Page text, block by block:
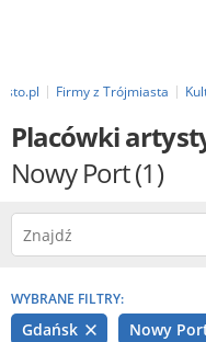
Firmy z Trójmiasta
Placówki
Nowy Port(1)
WYBRANE FILTRY:
Gdańsk Nowy